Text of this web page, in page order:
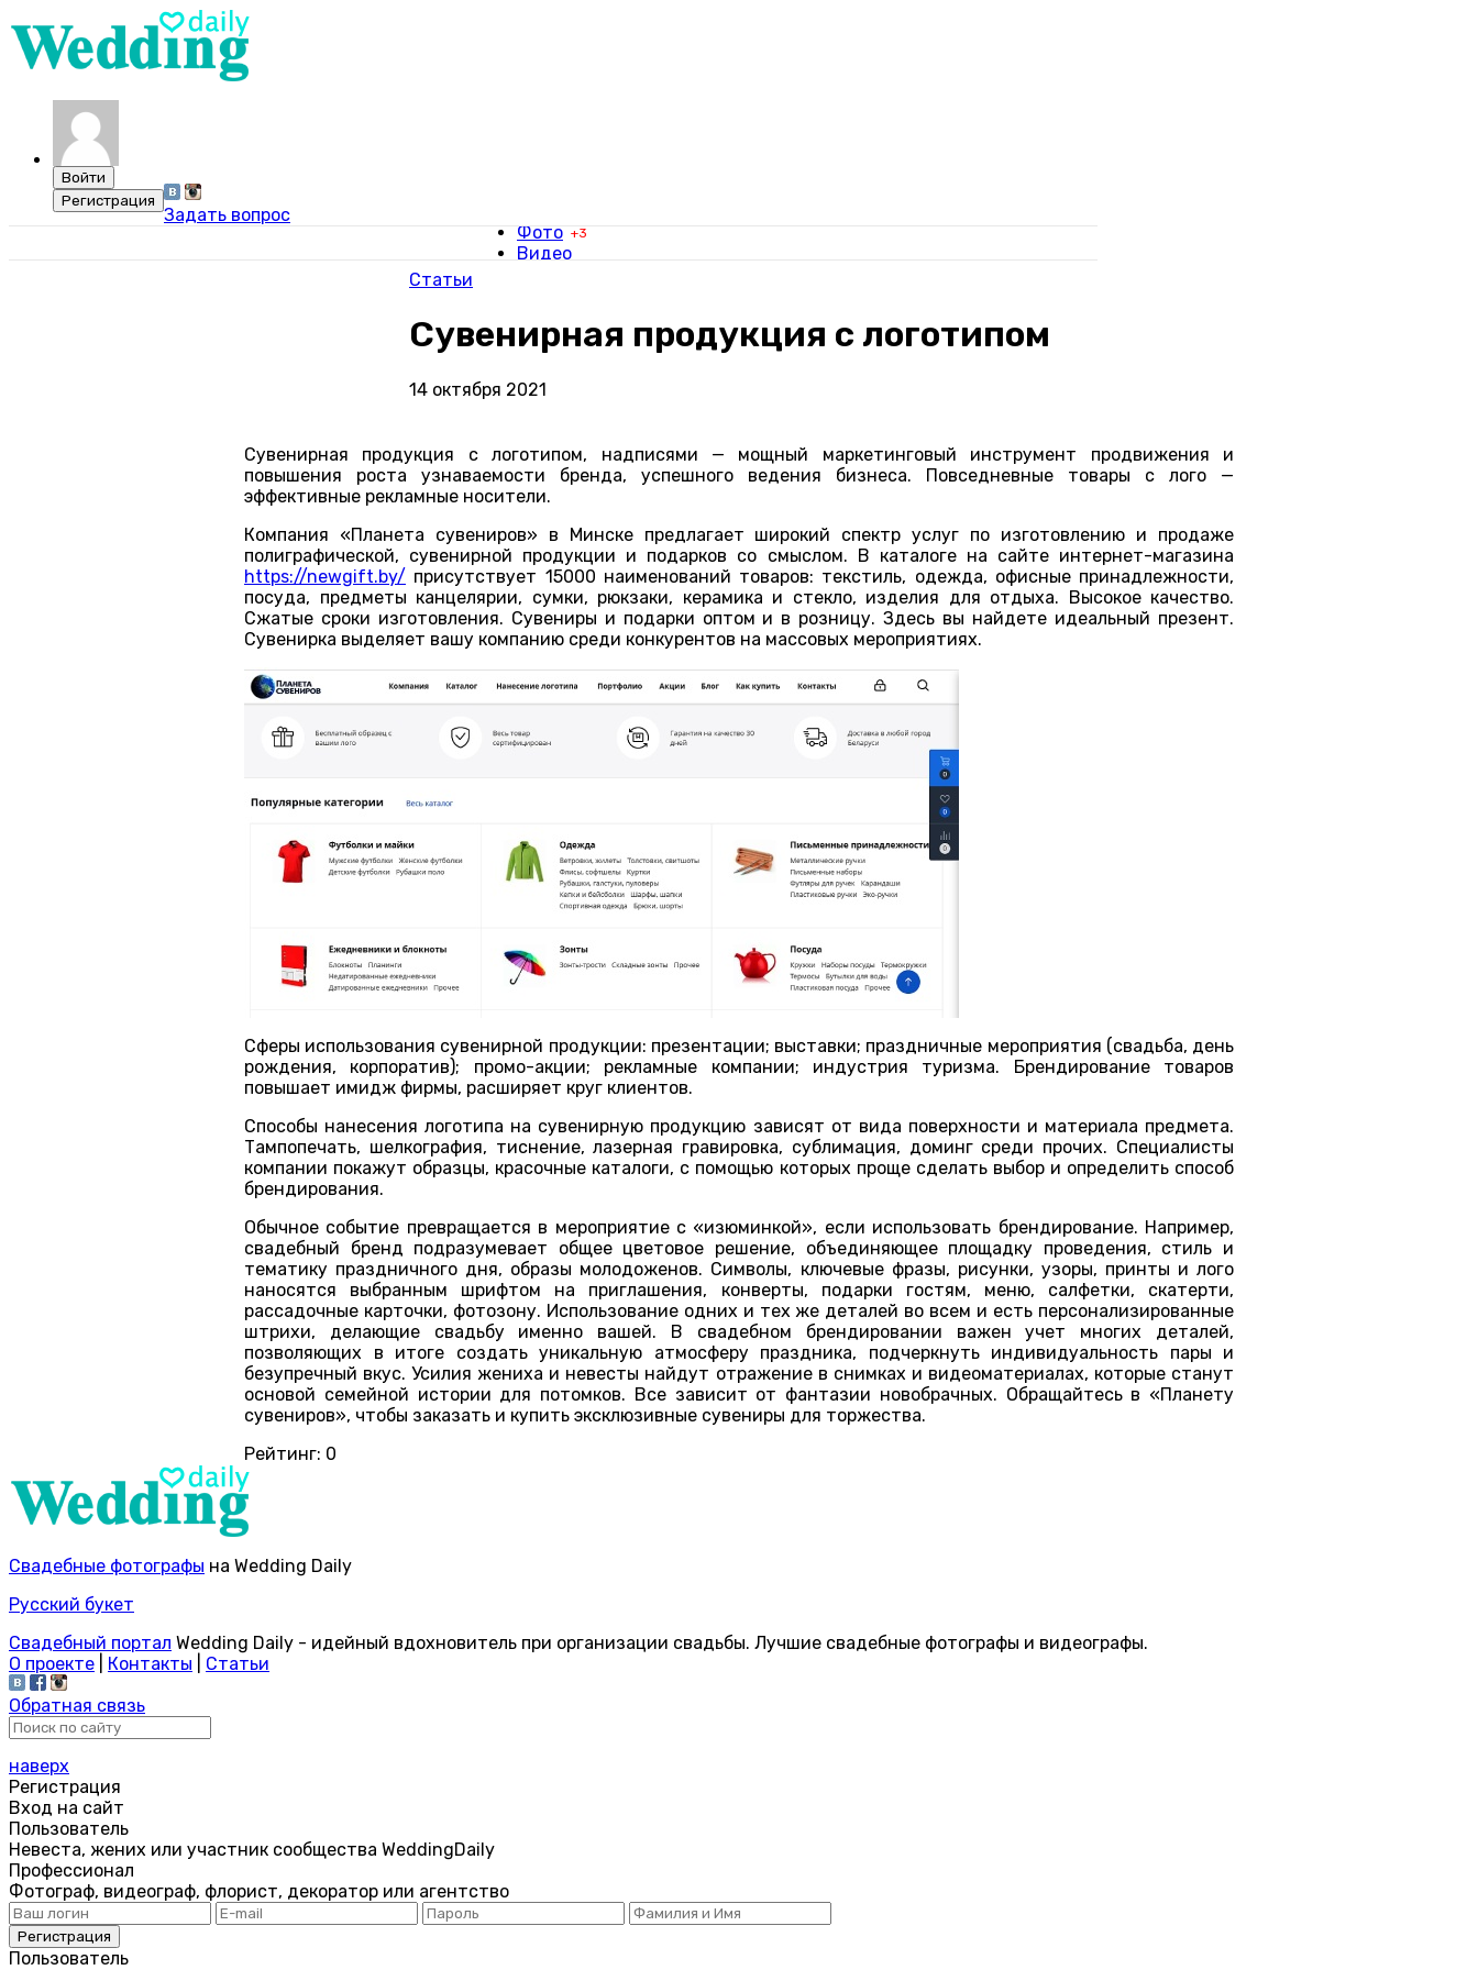
Задать вопрос
Фото +3
Видео
Статьи
Сувенирная продукция с логотипом
14 октября 2021
Сувенирная продукция с логотипом, надписями — мощный маркетинговый инструмент продвижения и
повышения роста узнаваемости бренда, успешного ведения бизнеса. Повседневные товары с лого —
эффективные рекламные носители.
Компания «Планета сувениров» в Минске предлагает широкий спектр услуг по изготовлению и продаже
полиграфической, сувенирной продукции и подарков со смыслом. В каталоге на сайте интернет-магазина
https://newgift.by/ присутствует 15000 наименований товаров: текстиль, одежда, офисные принадлежности,
посуда, предметы канцелярии, сумки, рюкзаки, керамика и стекло, изделия для отдыха. Высокое качество.
Сжатые сроки изготовления. Сувениры и подарки оптом и в розницу. Здесь вы найдете идеальный презент.
Сувенирка выделяет вашу компанию среди конкурентов на массовых мероприятиях.
Сферы использования сувенирной продукции: презентации; выставки; праздничные мероприятия (свадьба, день
рождения, корпоратив); промо-акции; рекламные компании; индустрия туризма. Брендирование товаров
повышает имидж фирмы, расширяет круг клиентов.
Способы нанесения логотипа на сувенирную продукцию зависят от вида поверхности и материала предмета.
Тампопечать, шелкография, тиснение, лазерная гравировка, сублимация, доминг среди прочих. Специалисты
компании покажут образцы, красочные каталоги, с помощью которых проще сделать выбор и определить способ
брендирования.
Обычное событие превращается в мероприятие с «изюминкой», если использовать брендирование. Например,
свадебный бренд подразумевает общее цветовое решение, объединяющее площадку проведения, стиль и
тематику праздничного дня, образы молодоженов. Символы, ключевые фразы, рисунки, узоры, принты и лого
наносятся выбранным шрифтом на приглашения, конверты, подарки гостям, меню, салфетки, скатерти,
рассадочные карточки, фотозону. Использование одних и тех же деталей во всем и есть персонализированные
штрихи, делающие свадьбу именно вашей. В свадебном брендировании важен учет многих деталей,
позволяющих в итоге создать уникальную атмосферу праздника, подчеркнуть индивидуальность пары и
безупречный вкус. Усилия жениха и невесты найдут отражение в снимках и видеоматериалах, которые станут
основой семейной истории для потомков. Все зависит от фантазии новобрачных. Обращайтесь в «Планету
сувениров», чтобы заказать и купить эксклюзивные сувениры для торжества.
Рейтинг: 0
Свадебные фотографы на Wedding Daily
Русский букет
Свадебный портал Wedding Daily - идейный вдохновитель при организации свадьбы. Лучшие свадебные фотографы и видеографы.
О проекте
Контакты
Статьи
Обратная связь
наверх
Регистрация
Вход на сайт
Пользователь
Невеста, жених или участник сообщества WeddingDaily
Профессионал
Фотограф, видеограф, флорист, декоратор или агентство
Пользователь